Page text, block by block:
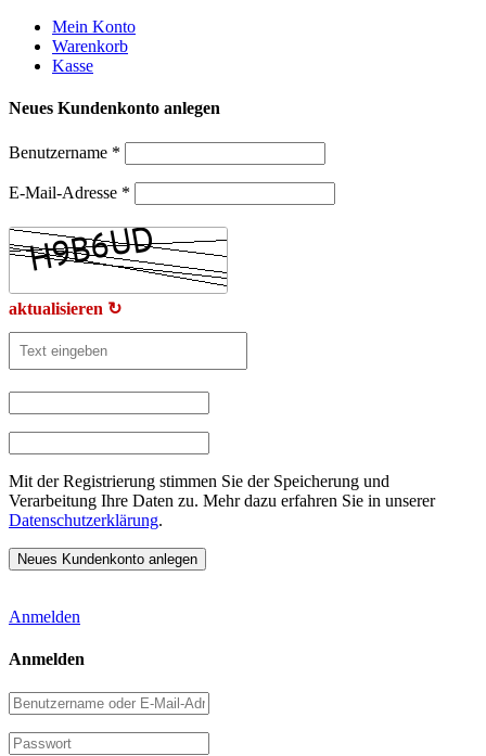
Weiter
zum
Inhalt
Mein Konto
Warenkorb
Kasse
Neues Kundenkonto anlegen
Benutzername *
E-Mail-Adresse *
aktualisieren ↻
Mit der Registrierung stimmen Sie der Speicherung und
Verarbeitung Ihre Daten zu. Mehr dazu erfahren Sie in unserer
Datenschutzerklärung.
Anmelden
Anmelden
Benutzername
oder
E-Passwort